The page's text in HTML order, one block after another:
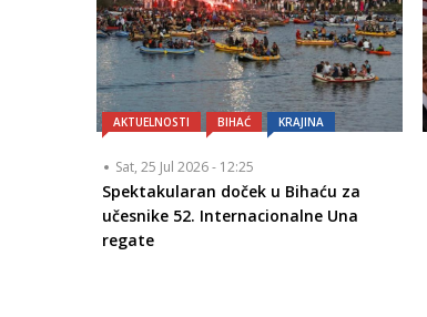
AKTUELNOSTI BIHAĆ KRAJINA
Sat, 25 Jul 2026 - 12:25
Spektakularan doček u Bihaću za
učesnike 52. Internacionalne Una
regate